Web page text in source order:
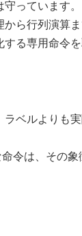
っています。
から行列演算
する専用命令
ラベルよりも
令は、その